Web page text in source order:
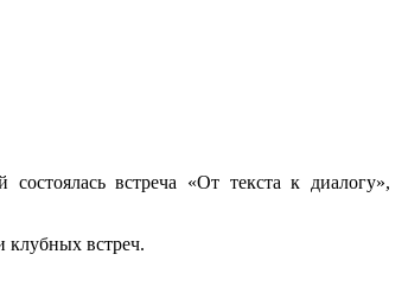
встреча «От текста к диалогу»,
встреч.